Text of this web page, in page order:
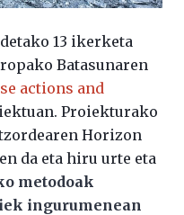
13 ikerketa
Batasunaren
actions and
Proiekturako
Horizon
da eta hiru urte eta
metodoak
ingurumenean